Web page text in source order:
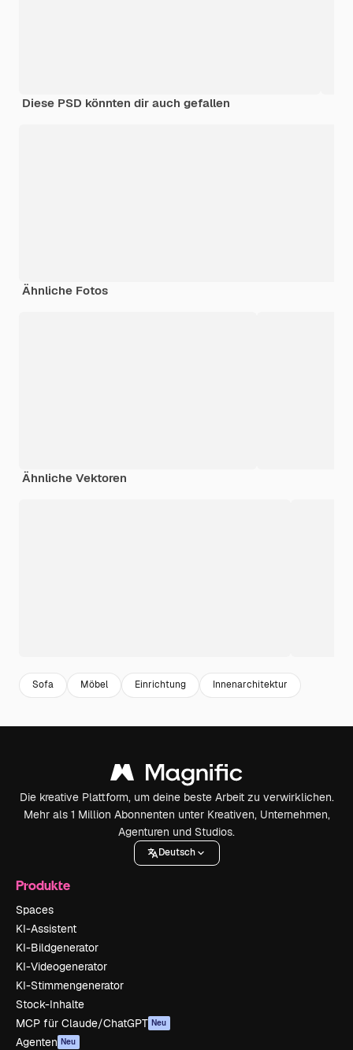
Diese PSD könnten dir auch gefallen
Ähnliche Fotos
Ähnliche Vektoren
Sofa Möbel Einrichtung Innenarchitektur
Die kreative Plattform, um deine beste Arbeit zu verwirklichen.
Mehr als 1 Million Abonnenten unter Kreativen, Unternehmen,
Agenturen und Studios.
Deutsch
Produkte
Spaces
KI-Assistent
KI-Bildgenerator
KI-Videogenerator
KI-Stimmengenerator
Stock-Inhalte
MCP für Claude/ChatGPT Neu
Agenten Neu